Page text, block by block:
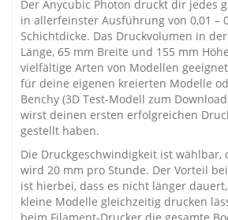
Der Anycubic Photon druckt dir jedes
in allerfeinster Ausführung von 0,01 –
Schichtdicke. Das Druckvolumen in
Länge, 65 mm Breite und 155 mm
vielfältige Arten von Modellen
für deine eigenen kreierten Modelle
Benchy (3D Test-Modell zum
wirst deinen ersten erfolgreichen
gestellt haben.
Die Druckgeschwindigkeit ist wählbar,
wird 20 mm pro Stunde. Der Vorteil
ist hierbei, dass es nicht länger
kleine Modelle gleichzeitig drucken